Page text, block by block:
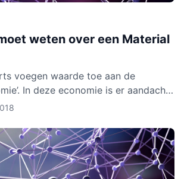
weten over een Material
voegen waarde toe aan de
In deze economie is er aandacht
van materialen. We gaan dan